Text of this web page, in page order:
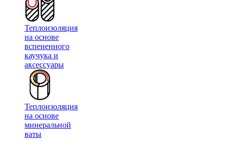
Теплоизоляция
на основе
вспененного
каучука и
аксессуары
Теплоизоляция
на основе
минеральной
ваты